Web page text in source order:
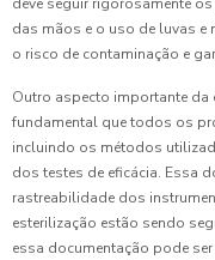
deve seguir rigorosamente
das mãos e o uso de luvas e
o risco de contaminação e
Outro aspecto importante da
fundamental que todos os
incluindo os métodos
dos testes de eficácia. Essa
rastreabilidade dos
esterilização estão sendo
essa documentação pode